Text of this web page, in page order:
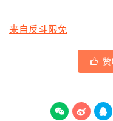
来自反斗限免
 赞(
  